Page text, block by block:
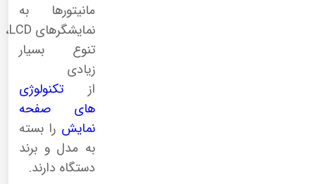
مانیتورها به
نمایشگرهای LCD،
تنوع بسیار
زیادی
از تکنولوژی
های صفحه
نمایش را بسته
به مدل و برند
دستگاه دارند.